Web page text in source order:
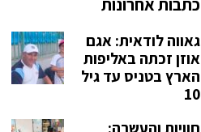
גאווה לודאית: אגם
אוזן זכתה באליפות
הארץ בטניס עד גיל
10